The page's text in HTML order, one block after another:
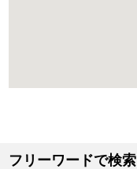
フリーワードで検索